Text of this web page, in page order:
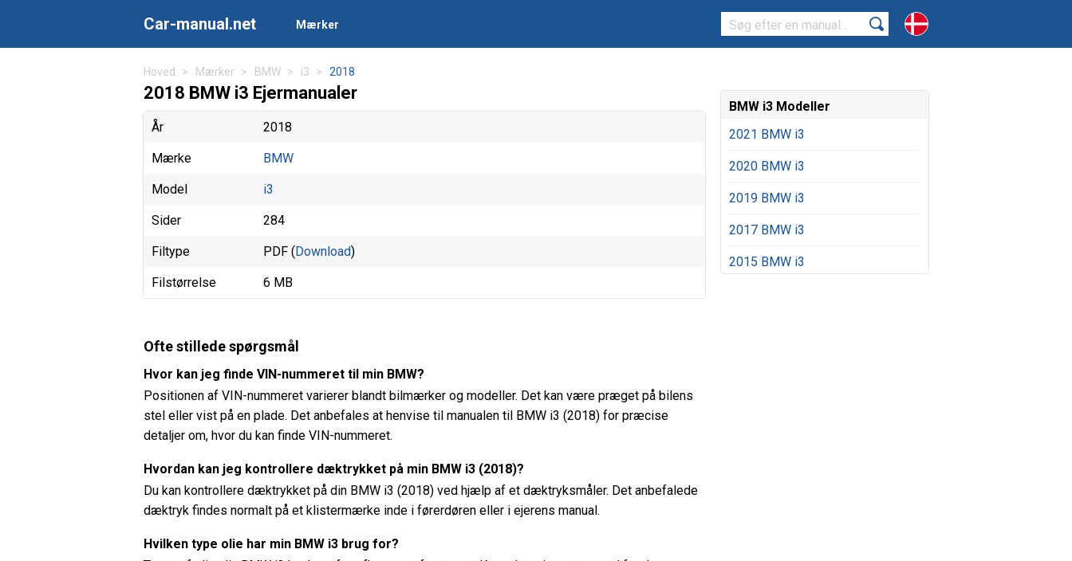
Car-manual.net Mærker
Hoved Mærker BMW i3 2018
2018 BMW i3 Ejermanualer
År 2018
Mærke BMW
Model i3
Sider 284
Filtype PDF (Download)
Filstørrelse 6 MB
Ofte stillede spørgsmål
Hvor kan jeg finde VIN-nummeret til min BMW?
Positionen af ​​VIN-nummeret varierer blandt bilmærker og modeller. Det kan være præget på bilens
stel eller vist på en plade. Det anbefales at henvise til manualen til BMW i3 (2018) for præcise
detaljer om, hvor du kan finde VIN-nummeret.
Hvordan kan jeg kontrollere dæktrykket på min BMW i3 (2018)?
Du kan kontrollere dæktrykket på din BMW i3 (2018) ved hjælp af et dæktryksmåler. Det anbefalede
dæktryk findes normalt på et klistermærke inde i førerdøren eller i ejerens manual.
Hvilken type olie har min BMW i3 brug for?
BMW i3 Modeller
2021 BMW i3
2020 BMW i3
2019 BMW i3
2017 BMW i3
2015 BMW i3